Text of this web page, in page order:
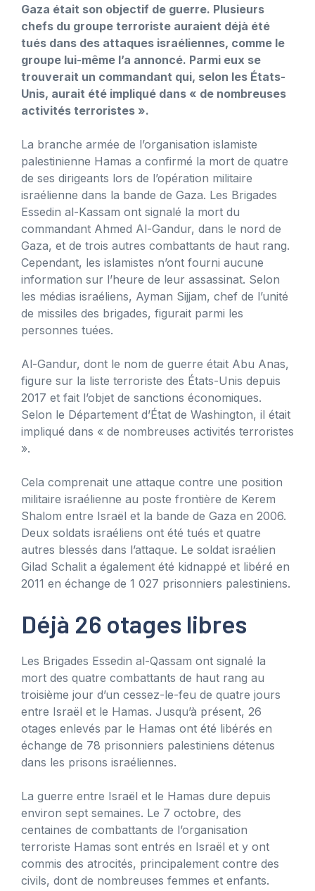
Gaza était son objectif de guerre. Plusieurs
chefs du groupe terroriste auraient déjà été
tués dans des attaques israéliennes, comme le
groupe lui-même l’a annoncé. Parmi eux se
trouverait un commandant qui, selon les États-
Unis, aurait été impliqué dans « de nombreuses
activités terroristes ».
La branche armée de l’organisation islamiste
palestinienne Hamas a confirmé la mort de quatre
de ses dirigeants lors de l’opération militaire
israélienne dans la bande de Gaza. Les Brigades
Essedin al-Kassam ont signalé la mort du
commandant Ahmed Al-Gandur, dans le nord de
Gaza, et de trois autres combattants de haut rang.
Cependant, les islamistes n’ont fourni aucune
information sur l’heure de leur assassinat. Selon
les médias israéliens, Ayman Sijjam, chef de l’unité
de missiles des brigades, figurait parmi les
personnes tuées.
Al-Gandur, dont le nom de guerre était Abu Anas,
figure sur la liste terroriste des États-Unis depuis
2017 et fait l’objet de sanctions économiques.
Selon le Département d’État de Washington, il était
impliqué dans « de nombreuses activités terroristes
».
Cela comprenait une attaque contre une position
militaire israélienne au poste frontière de Kerem
Shalom entre Israël et la bande de Gaza en 2006.
Deux soldats israéliens ont été tués et quatre
autres blessés dans l’attaque. Le soldat israélien
Gilad Schalit a également été kidnappé et libéré en
2011 en échange de 1 027 prisonniers palestiniens.
Déjà 26 otages libres
Les Brigades Essedin al-Qassam ont signalé la
mort des quatre combattants de haut rang au
troisième jour d’un cessez-le-feu de quatre jours
entre Israël et le Hamas. Jusqu’à présent, 26
otages enlevés par le Hamas ont été libérés en
échange de 78 prisonniers palestiniens détenus
dans les prisons israéliennes.
La guerre entre Israël et le Hamas dure depuis
environ sept semaines. Le 7 octobre, des
centaines de combattants de l’organisation
terroriste Hamas sont entrés en Israël et y ont
commis des atrocités, principalement contre des
civils, dont de nombreuses femmes et enfants.